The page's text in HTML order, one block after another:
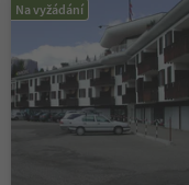
Na vyžádání